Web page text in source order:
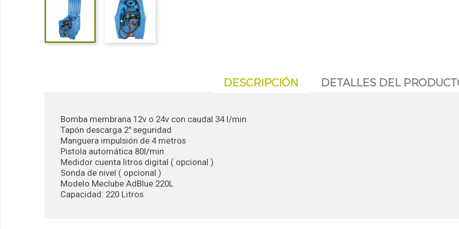
DESCRIPCIÓN DETALLES DEL
Bomba membrana 12v o 24v con caudal 34 l/min
Tapón descarga 2″ seguridad
Manguera impulsión de 4 metros
Pistola automática 80l/min
Medidor cuenta litros digital ( opcional )
Sonda de nivel ( opcional )
Modelo Meclube AdBlue 220L
Capacidad: 220 Litros